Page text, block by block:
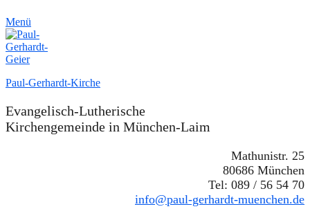
Menü
Paul-Gerhardt-Kirche
Evangelisch-Lutherische
Kirchengemeinde in München-Laim
Mathunistr. 25
80686 München
Tel: 089 / 56 54 70
info@paul-gerhardt-muenchen.de